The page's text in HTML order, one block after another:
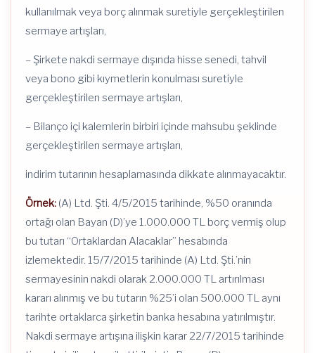
kullanılmak veya borç alınmak suretiyle gerçekleştirilen
sermaye artışları,
– Şirkete nakdi sermaye dışında hisse senedi, tahvil
veya bono gibi kıymetlerin konulması suretiyle
gerçekleştirilen sermaye artışları,
– Bilanço içi kalemlerin birbiri içinde mahsubu şeklinde
gerçekleştirilen sermaye artışları,
indirim tutarının hesaplamasında dikkate alınmayacaktır.
Örnek: (A) Ltd. Şti. 4/5/2015 tarihinde, %50 oranında
ortağı olan Bayan (D)’ye 1.000.000 TL borç vermiş olup
bu tutarı “Ortaklardan Alacaklar” hesabında
izlemektedir. 15/7/2015 tarihinde (A) Ltd. Şti.’nin
sermayesinin nakdi olarak 2.000.000 TL artırılması
kararı alınmış ve bu tutarın %25’i olan 500.000 TL aynı
tarihte ortaklarca şirketin banka hesabına yatırılmıştır.
Nakdi sermaye artışına ilişkin karar 22/7/2015 tarihinde